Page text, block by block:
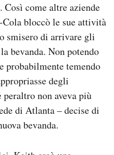
Così come altre aziende
Cola bloccò le sue attività
smisero di arrivare gli
bevanda. Non potendo
probabilmente temendo
degli
non aveva più
di Atlanta – decise di
bevanda.